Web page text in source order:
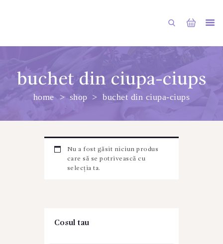
buchet din ciupa-ciups
home shop buchet din ciupa-ciups
PRINCIPALA
DESPRE NOI
SHOP
SERVICII
ARTICOLE
Nu a fost găsit niciun produs
care să se potrivească cu
selecția ta.
Cosul tau